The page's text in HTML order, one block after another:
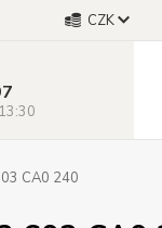
CZK
CA0 240